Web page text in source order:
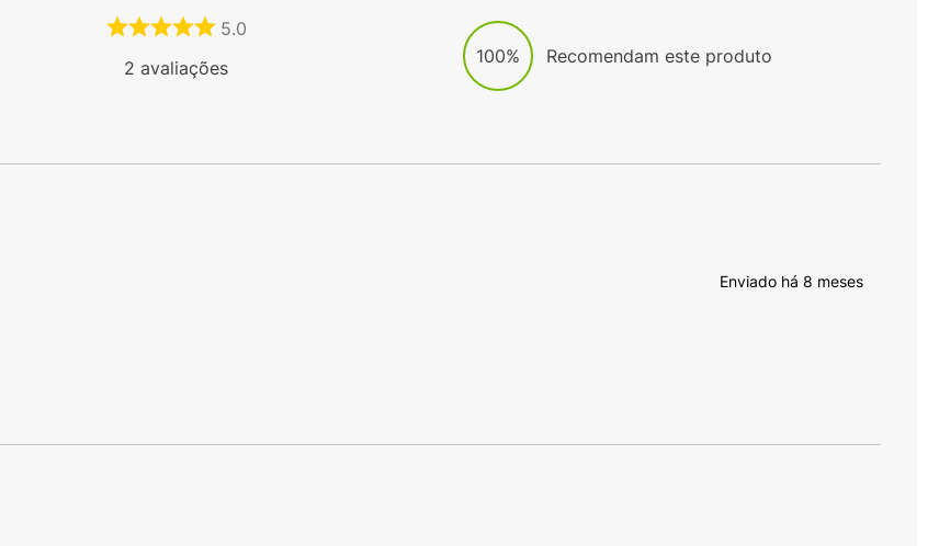
5.0
2 avaliações
100% Recomendam este produto
Enviado há 8 meses